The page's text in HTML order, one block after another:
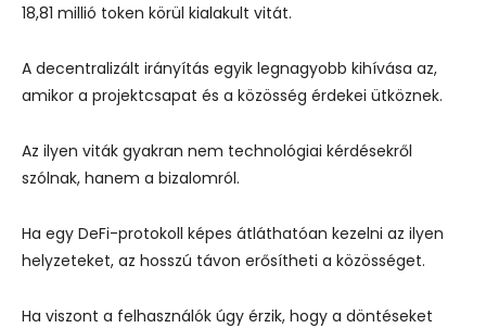
18,81 millió token körül kialakult vitát.
A decentralizált irányítás egyik legnagyobb kihívása az,
amikor a projektcsapat és a közösség érdekei ütköznek.
Az ilyen viták gyakran nem technológiai kérdésekről
szólnak, hanem a bizalomról.
Ha egy DeFi-protokoll képes átláthatóan kezelni az ilyen
helyzeteket, az hosszú távon erősítheti a közösséget.
Ha viszont a felhasználók úgy érzik, hogy a döntéseket